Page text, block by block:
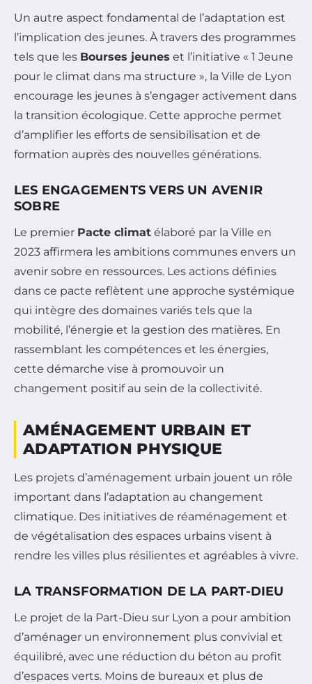
Un autre aspect fondamental de l’adaptation est
l’implication des jeunes. À travers des programmes
tels que les Bourses jeunes et l’initiative « 1 Jeune
pour le climat dans ma structure », la Ville de Lyon
encourage les jeunes à s’engager activement dans
la transition écologique. Cette approche permet
d’amplifier les efforts de sensibilisation et de
formation auprès des nouvelles générations.
LES ENGAGEMENTS VERS UN AVENIR
SOBRE
Le premier Pacte climat élaboré par la Ville en
2023 affirmera les ambitions communes envers un
avenir sobre en ressources. Les actions définies
dans ce pacte reflètent une approche systémique
qui intègre des domaines variés tels que la
mobilité, l’énergie et la gestion des matières. En
rassemblant les compétences et les énergies,
cette démarche vise à promouvoir un
changement positif au sein de la collectivité.
AMÉNAGEMENT URBAIN ET
ADAPTATION PHYSIQUE
Les projets d’aménagement urbain jouent un rôle
important dans l’adaptation au changement
climatique. Des initiatives de réaménagement et
de végétalisation des espaces urbains visent à
rendre les villes plus résilientes et agréables à vivre.
LA TRANSFORMATION DE LA PART-DIEU
Le projet de la Part-Dieu sur Lyon a pour ambition
d’aménager un environnement plus convivial et
équilibré, avec une réduction du béton au profit
d’espaces verts. Moins de bureaux et plus de